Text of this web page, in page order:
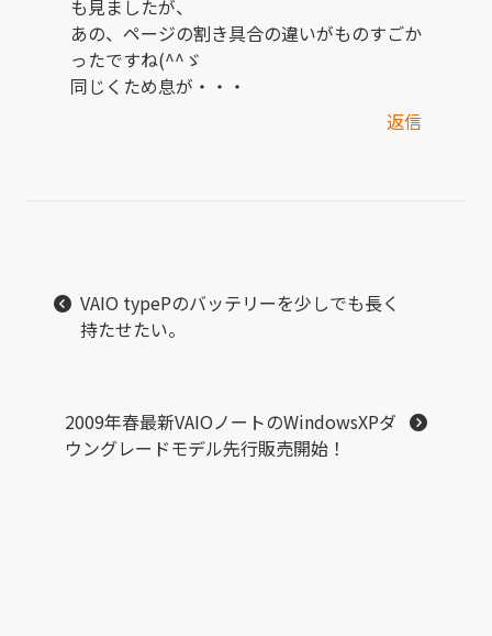
も見ましたが、
あの、ページの割き具合の違いがものすごか
ったですね(^^ゞ
同じくため息が・・・
返信
VAIO typePのバッテリーを少しでも長く
持たせたい。
2009年春最新VAIOノートのWindowsXPダ
ウングレードモデル先行販売開始！